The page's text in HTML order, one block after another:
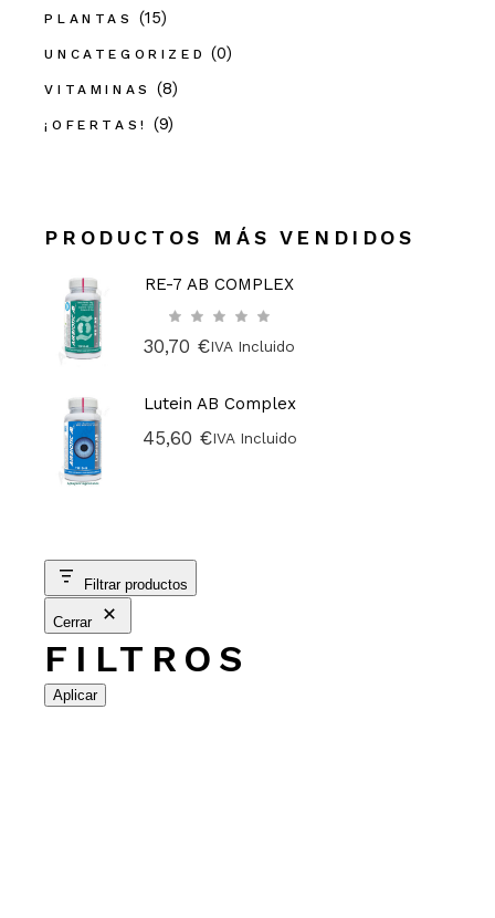
PLANTAS (15)
UNCATEGORIZED (0)
VITAMINAS (8)
¡OFERTAS! (9)
PRODUCTOS MÁS VENDIDOS
RE-7 AB COMPLEX
30,70 €IVA Incluido
Lutein AB Complex
45,60 €IVA Incluido
Filtrar productos
Cerrar
FILTROS
Aplicar